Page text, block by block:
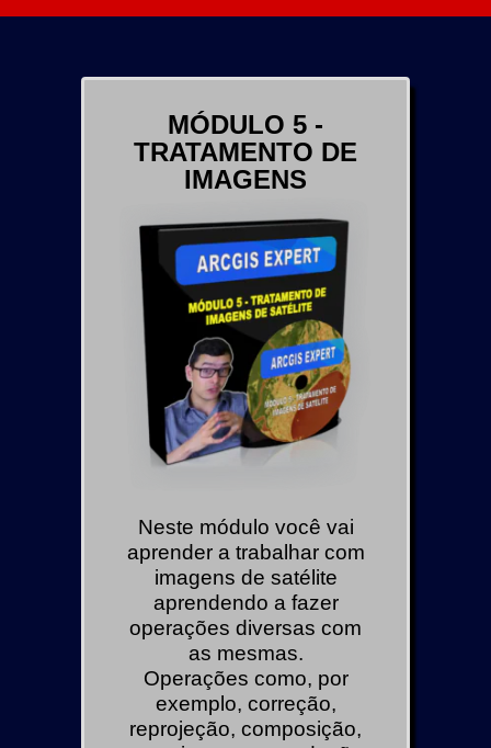
MÓDULO 5 -
TRATAMENTO DE
IMAGENS
Neste módulo você vai
aprender a trabalhar com
imagens de satélite
aprendendo a fazer
operações diversas com
as mesmas.
Operações como, por
exemplo, correção,
reprojeção, composição,